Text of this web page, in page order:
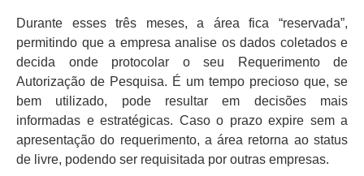
Durante esses três meses, a área fica “reservada”,
permitindo que a empresa analise os dados coletados e
decida onde protocolar o seu Requerimento de
Autorização de Pesquisa. É um tempo precioso que, se
bem utilizado, pode resultar em decisões mais
informadas e estratégicas. Caso o prazo expire sem a
apresentação do requerimento, a área retorna ao status
de livre, podendo ser requisitada por outras empresas.